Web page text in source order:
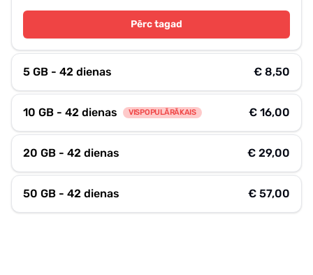
Pērc tagad
5 GB - 42 dienas € 8,50
10 GB - 42 dienas VISPOPULĀRĀKAIS € 16,00
20 GB - 42 dienas € 29,00
50 GB - 42 dienas € 57,00